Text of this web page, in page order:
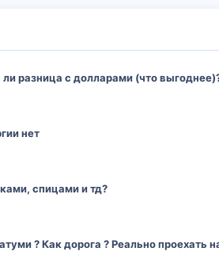
разница с долларами (что
нет
спицами и тд?
? Как дорога ? Реально проехать